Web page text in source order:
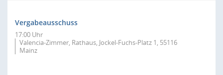
Vergabeausschuss
17:00 Uhr
Valencia-Zimmer, Rathaus, Jockel-Fuchs-Platz 1, 55116
Mainz